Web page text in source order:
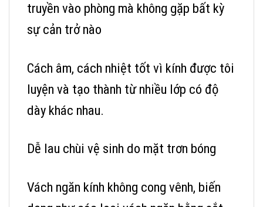
truyền vào phòng mà không gặp bất kỳ
sự cản trở nào
Cách âm, cách nhiệt tốt vì kính được tôi
luyện và tạo thành từ nhiều lớp có độ
dày khác nhau.
Dễ lau chùi vệ sinh do mặt trơn bóng
Vách ngăn kính không cong vênh, biến